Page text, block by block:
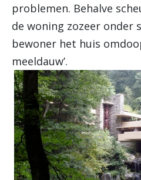
problemen. Behalve
de woning zozeer onder
bewoner het huis
meeldauw’.